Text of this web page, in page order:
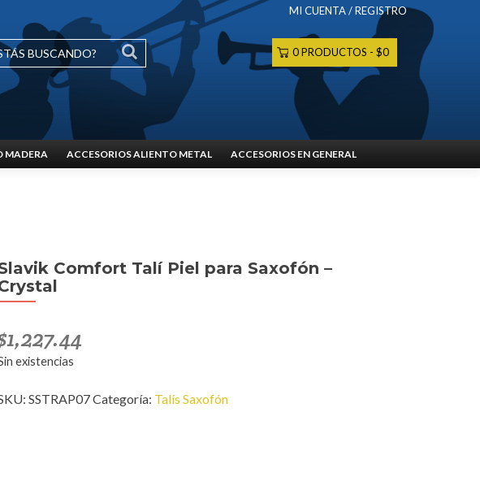
MI CUENTA / REGISTRO
0 PRODUCTOS $0
MADERA ACCESORIOS ALIENTO METAL ACCESORIOS EN GENERAL
Comfort Talí Piel para Saxofón –
1,227.44
existencias
SSTRAP07Categoría: Talís Saxofón